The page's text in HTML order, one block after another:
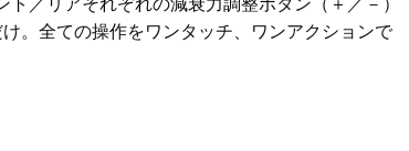
／リアそれぞれの減衰力調整ボタン（＋／－）
。全ての操作をワンタッチ、ワンアクションで